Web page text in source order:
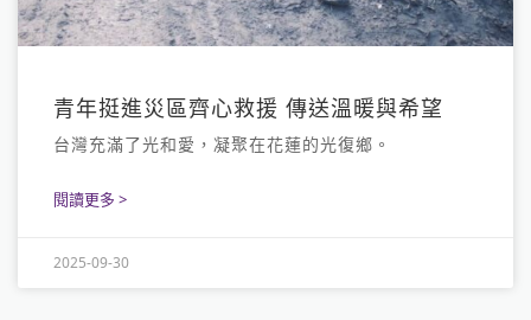
青年挺進災區齊心救援 傳送溫暖與希望
台灣充滿了光和愛，凝聚在花蓮的光復鄉。
閱讀更多 >
2025-09-30